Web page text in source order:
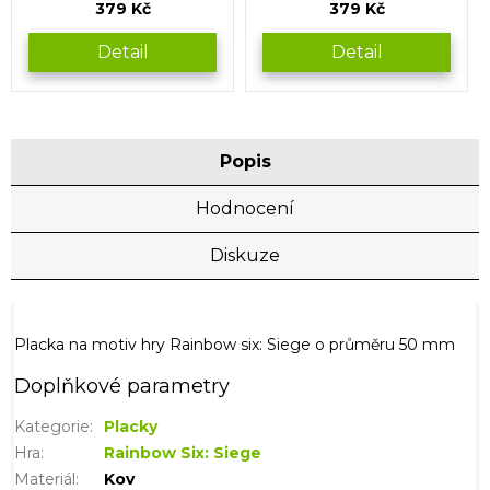
379 Kč
Detail
379 Kč
Detail
Popis
Hodnocení
Diskuze
Placka na motiv hry Rainbow six: Siege o průměru 50 mm
Doplňkové parametry
Kategorie:
Placky
Hra:
Rainbow Six: Siege
Materiál :
Kov